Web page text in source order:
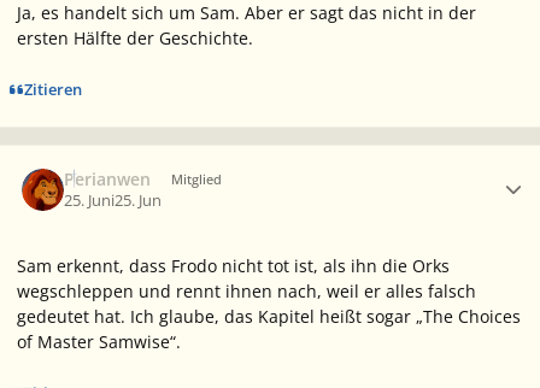
Ja, es handelt sich um Sam. Aber er sagt das nicht in der
ersten Hälfte der Geschichte.
Zitieren
Perianwen Mitglied
25. Juni25. Jun
Sam erkennt, dass Frodo nicht tot ist, als ihn die Orks
wegschleppen und rennt ihnen nach, weil er alles falsch
gedeutet hat. Ich glaube, das Kapitel heißt sogar „The Choices
of Master Samwise“.